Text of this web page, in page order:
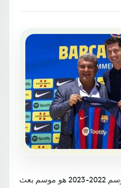
من المنتظر أن يكون موسم 2022-2023 هو موسم بعث